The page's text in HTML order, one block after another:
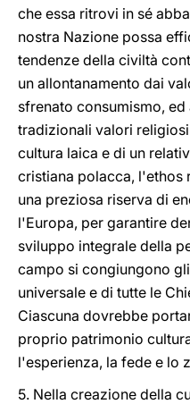
che essa ritrovi in sé
nostra Nazione possa
tendenze della civiltà
un allontanamento dai
sfrenato consumismo,
tradizionali valori
cultura laica e di un
cristiana polacca, l'ethos
una preziosa riserva di
l'Europa, per garantire
sviluppo integrale della
campo si congiungono
universale e di tutte le
Ciascuna dovrebbe
proprio patrimonio
l'esperienza, la fede e lo
5. Nella creazione della